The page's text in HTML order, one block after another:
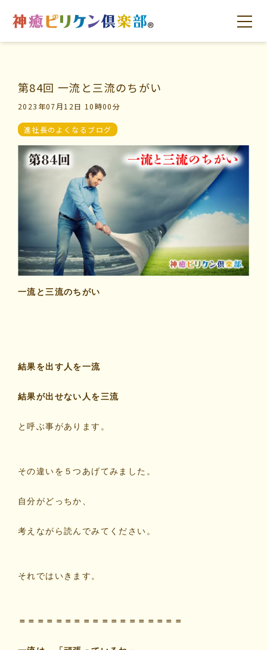
はじめての方へ 交流の場
はじめての方へ
交流の場
学びの場
マイビリちゃん診断
よくなるメッセージ
体験談
会社案内
第84回 一流と三流のちがい
2023年07月12日 10時00分
進社長のよくなるブログ
一流と三流のちがい
結果を出す人を一流
結果が出せない人を三流
と呼ぶ事があります。
その違いを５つあげてみました。
自分がどっちか、
考えながら読んでみてください。
それではいきます。
＝＝＝＝＝＝＝＝＝＝＝＝＝＝＝＝＝＝